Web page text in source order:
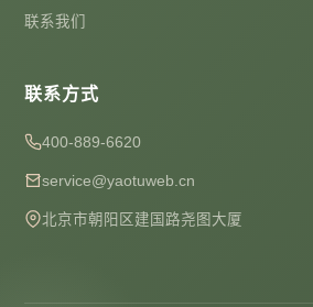
联系我们
联系方式
400-889-6620
service@yaotuweb.cn
北京市朝阳区建国路尧图大厦